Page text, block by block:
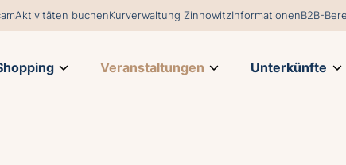
Aktivitäten buchenKurverwaltung ZinnowitzInformationenB2B-
Veranstaltungen Unterkünfte